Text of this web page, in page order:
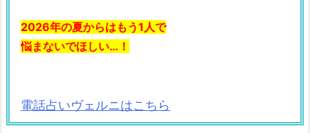
2026年の夏からはもう1人で
悩まないでほしい…！
電話占いヴェルニはこちら